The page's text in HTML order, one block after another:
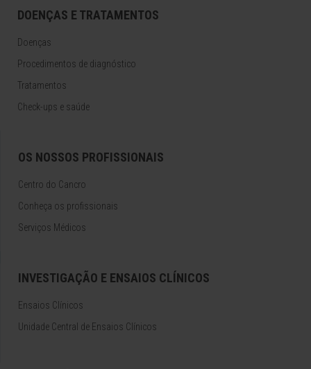
DOENÇAS E TRATAMENTOS
Doenças
Procedimentos de diagnóstico
Tratamentos
Check-ups e saúde
OS NOSSOS PROFISSIONAIS
Centro do Cancro
Conheça os profissionais
Serviços Médicos
INVESTIGAÇÃO E ENSAIOS CLÍNICOS
Ensaios Clínicos
Unidade Central de Ensaios Clínicos